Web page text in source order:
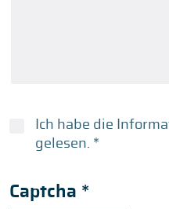
Ich habe die
gelesen. *
Captcha *